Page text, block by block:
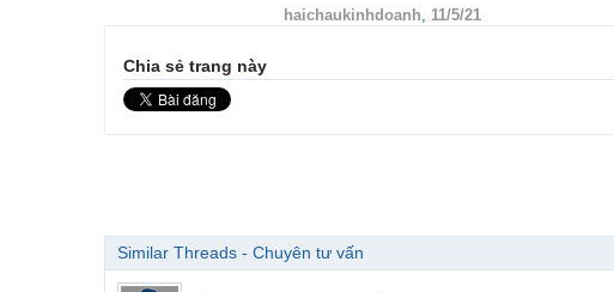
haichaukinhdoanh, 11/5/21
Chia sẻ trang này
Similar Threads - Chuyên tư vấn